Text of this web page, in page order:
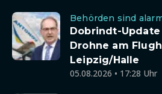
Behörden sind
Dobrindt-
Drohne am
Leipzig/Halle
05.08.2026 • 17:28 Uhr